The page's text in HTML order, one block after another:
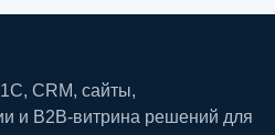
CRM, сайты,
и B2B-витрина решений для